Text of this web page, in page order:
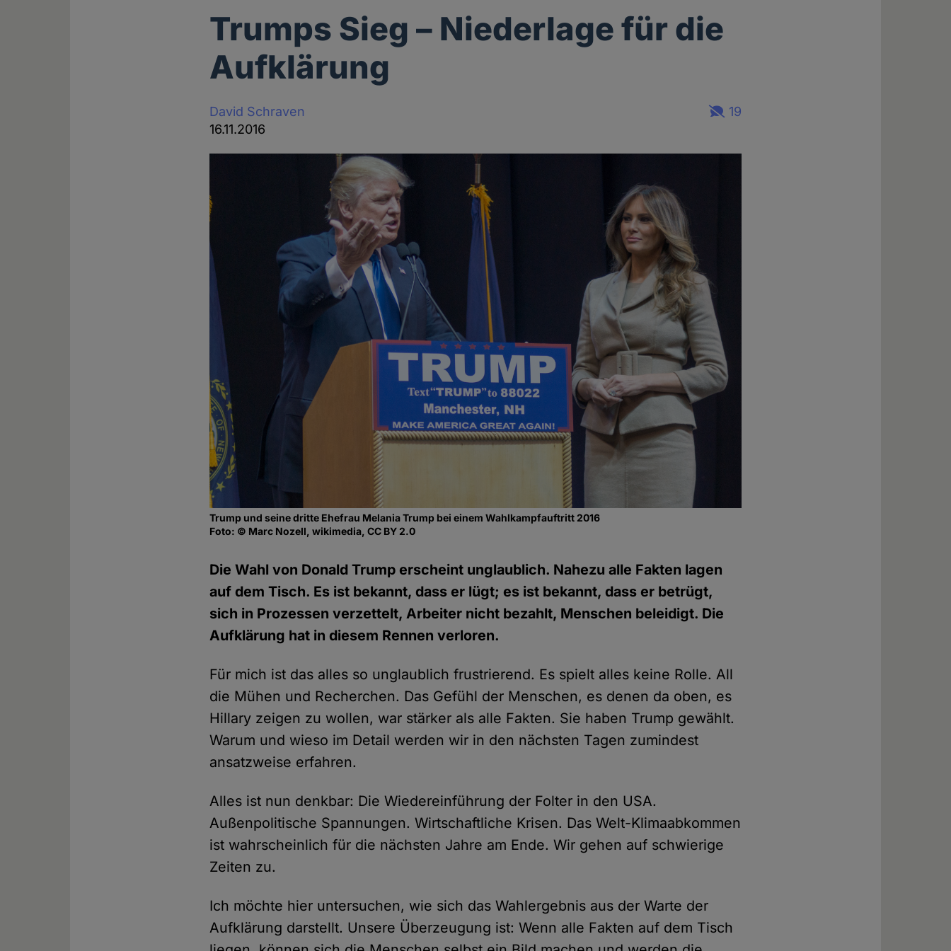
Trumps Sieg – Niederlage für die
Aufklärung
David Schraven
16.11.2016
19
Trump und seine dritte Ehefrau Melania Trump bei einem Wahlkampfauftritt 2016
Foto: © Marc Nozell, wikimedia, CC BY 2.0
Die Wahl von Donald Trump erscheint unglaublich. Nahezu alle Fakten lagen
auf dem Tisch. Es ist bekannt, dass er lügt; es ist bekannt, dass er betrügt,
sich in Prozessen verzettelt, Arbeiter nicht bezahlt, Menschen beleidigt. Die
Aufklärung hat in diesem Rennen verloren.
Für mich ist das alles so unglaublich frustrierend. Es spielt alles keine Rolle. All
die Mühen und Recherchen. Das Gefühl der Menschen, es denen da oben, es
Hillary zeigen zu wollen, war stärker als alle Fakten. Sie haben Trump gewählt.
Warum und wieso im Detail werden wir in den nächsten Tagen zumindest
ansatzweise erfahren.
Alles ist nun denkbar: Die Wiedereinführung der Folter in den USA.
Außenpolitische Spannungen. Wirtschaftliche Krisen. Das Welt-Klimaabkommen
ist wahrscheinlich für die nächsten Jahre am Ende. Wir gehen auf schwierige
Zeiten zu.
Ich möchte hier untersuchen, wie sich das Wahlergebnis aus der Warte der
Aufklärung darstellt. Unsere Überzeugung ist: Wenn alle Fakten auf dem Tisch